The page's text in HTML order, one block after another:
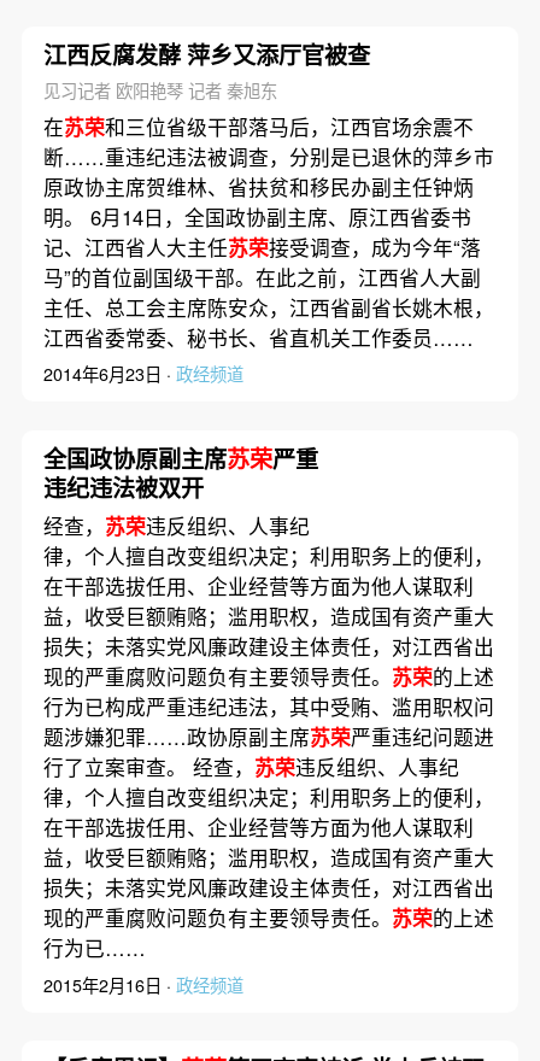
江西反腐发酵 萍乡又添厅官被查
见习记者 欧阳艳琴 记者 秦旭东
在苏荣和三位省级干部落马后，江西官场余震不
断……重违纪违法被调查，分别是已退休的萍乡市
原政协主席贺维林、省扶贫和移民办副主任钟炳
明。 6月14日，全国政协副主席、原江西省委书
记、江西省人大主任苏荣接受调查，成为今年“落
马”的首位副国级干部。在此之前，江西省人大副
主任、总工会主席陈安众，江西省副省长姚木根，
江西省委常委、秘书长、省直机关工作委员……
2014年6月23日 · 政经频道
全国政协原副主席苏荣严重
违纪违法被双开
经查， 苏荣违反组织、人事纪
律，个人擅自改变组织决定；利用职务上的便利，
在干部选拔任用、企业经营等方面为他人谋取利
益，收受巨额贿赂；滥用职权，造成国有资产重大
损失；未落实党风廉政建设主体责任，对江西省出
现的严重腐败问题负有主要领导责任。 苏荣的上述
行为已构成严重违纪违法，其中受贿、滥用职权问
题涉嫌犯罪……政协原副主席苏荣严重违纪问题进
行了立案审查。 经查， 苏荣违反组织、人事纪
律，个人擅自改变组织决定；利用职务上的便利，
在干部选拔任用、企业经营等方面为他人谋取利
益，收受巨额贿赂；滥用职权，造成国有资产重大
损失；未落实党风廉政建设主体责任，对江西省出
现的严重腐败问题负有主要领导责任。 苏荣的上述
行为已……
2015年2月16日 · 政经频道